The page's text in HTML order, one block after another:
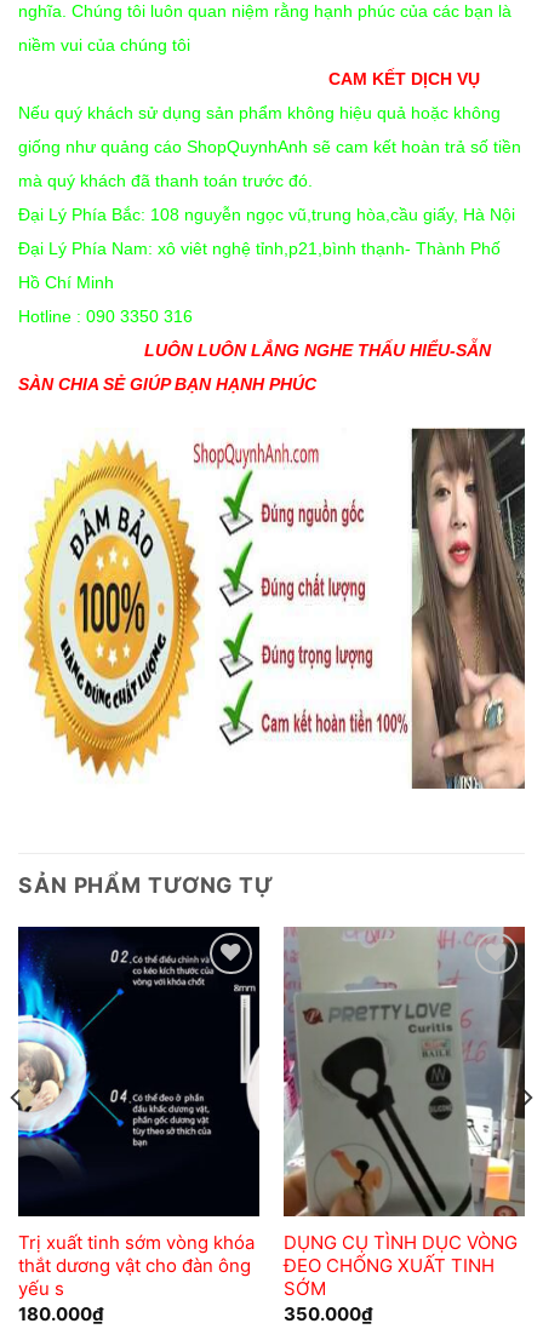
nghĩa. Chúng tôi luôn quan niệm rằng hạnh phúc của các bạn là
niềm vui của chúng tôi
CAM KẾT DỊCH VỤ
Nếu quý khách sử dụng sản phẩm không hiệu quả hoặc không
giống như quảng cáo ShopQuynhAnh sẽ cam kết hoàn trả số tiền
mà quý khách đã thanh toán trước đó.
Đại Lý Phía Bắc: 108 nguyễn ngọc vũ,trung hòa,cầu giấy, Hà Nội
Đại Lý Phía Nam: xô viêt nghệ tỉnh,p21,bình thạnh- Thành Phố
Hồ Chí Minh
Hotline : 090 3350 316
LUÔN LUÔN LẮNG NGHE THẤU HIỂU-SẴN
SÀN CHIA SẺ GIÚP BẠN HẠNH PHÚC
SẢN PHẨM TƯƠNG TỰ
Trị xuất tinh sớm vòng khóa
thắt dương vật cho đàn ông
yếu s
180.000₫
Add to
wishlist
DỤNG CỤ TÌNH DỤC VÒNG
ĐEO CHỐNG XUẤT TINH
SỚM
350.000₫